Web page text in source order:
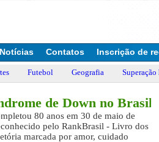
Notícias Contatos Inscrição de
Futebol Geografia Superação
de Down no Brasil
80 anos em 30 de maio de
pelo RankBrasil - Livro dos
marcada por amor, cuidado